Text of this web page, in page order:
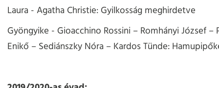
Laura - Agatha Christie: Gyilkosság meghirdetve
Gyöngyike - Gioacchino Rossini – Romhányi József –
Enikő – Sediánszky Nóra – Kardos Tünde: